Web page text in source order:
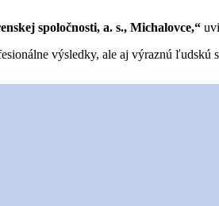
spoločnosti, a. s., Michalovce,“
výsledky, ale aj výraznú ľudskú